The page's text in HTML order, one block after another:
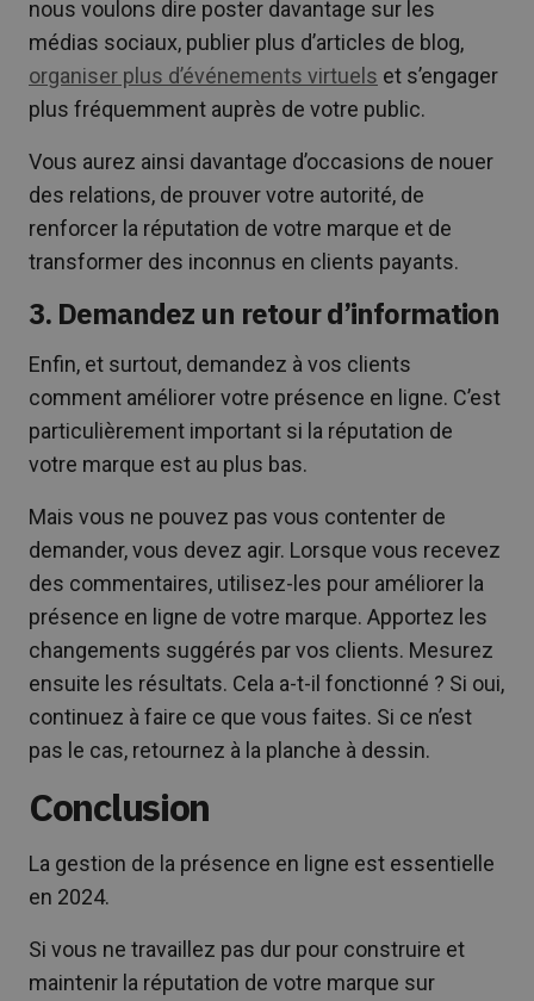
nous voulons dire poster davantage sur les
médias sociaux, publier plus d’articles de blog,
organiser plus d’événements virtuels et s’engager
plus fréquemment auprès de votre public.
Vous aurez ainsi davantage d’occasions de nouer
des relations, de prouver votre autorité, de
renforcer la réputation de votre marque et de
transformer des inconnus en clients payants.
3. Demandez un retour d’information
Enfin, et surtout, demandez à vos clients
comment améliorer votre présence en ligne. C’est
particulièrement important si la réputation de
votre marque est au plus bas.
Mais vous ne pouvez pas vous contenter de
demander, vous devez agir. Lorsque vous recevez
des commentaires, utilisez-les pour améliorer la
présence en ligne de votre marque. Apportez les
changements suggérés par vos clients. Mesurez
ensuite les résultats. Cela a-t-il fonctionné ? Si oui,
continuez à faire ce que vous faites. Si ce n’est
pas le cas, retournez à la planche à dessin.
Conclusion
La gestion de la présence en ligne est essentielle
en 2024.
Si vous ne travaillez pas dur pour construire et
maintenir la réputation de votre marque sur